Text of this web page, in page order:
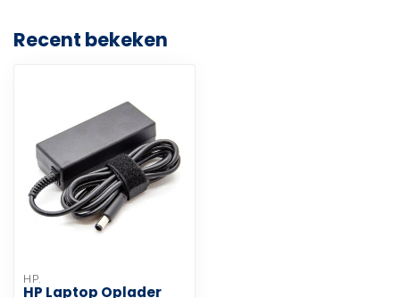
Recent bekeken
HP.
HP Laptop Oplader